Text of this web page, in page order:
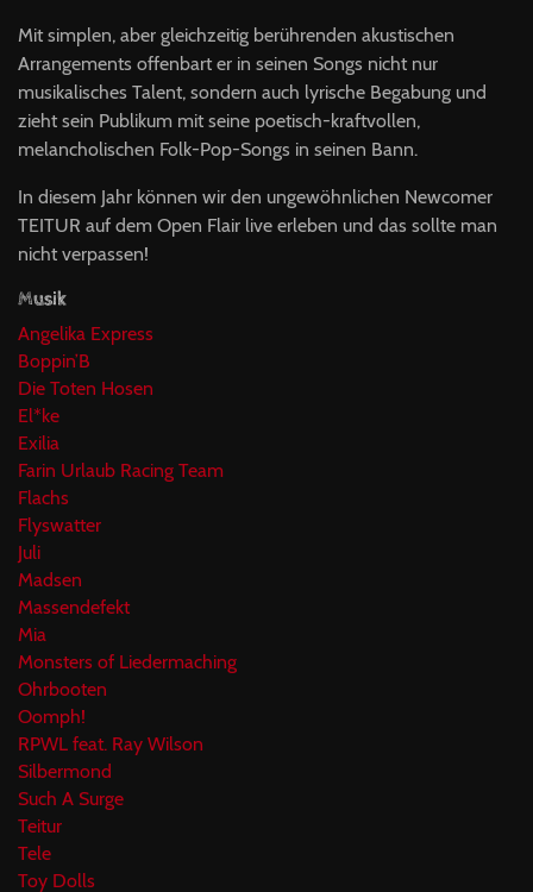
Mit simplen, aber gleichzeitig berührenden akustischen
Arrangements offenbart er in seinen Songs nicht nur
musikalisches Talent, sondern auch lyrische Begabung und
zieht sein Publikum mit seine poetisch-kraftvollen,
melancholischen Folk-Pop-Songs in seinen Bann.
In diesem Jahr können wir den ungewöhnlichen Newcomer
TEITUR auf dem Open Flair live erleben und das sollte man
nicht verpassen!
Musik
Angelika Express
Boppin’B
Die Toten Hosen
El*ke
Exilia
Farin Urlaub Racing Team
Flachs
Flyswatter
Juli
Madsen
Massendefekt
Mia
Monsters of Liedermaching
Ohrbooten
Oomph!
RPWL feat. Ray Wilson
Silbermond
Such A Surge
Teitur
Tele
Toy Dolls